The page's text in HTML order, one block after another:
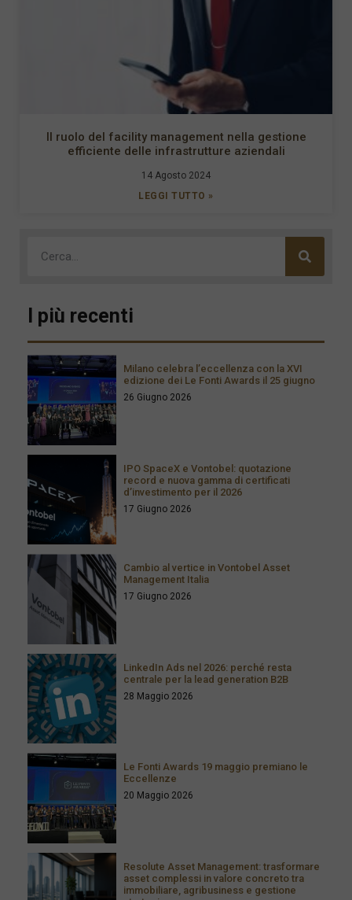
Il ruolo del facility management nella gestione
efficiente delle infrastrutture aziendali
14 Agosto 2024
LEGGI TUTTO »
I più recenti
Milano celebra l’eccellenza con la XVI
edizione dei Le Fonti Awards il 25 giugno
26 Giugno 2026
IPO SpaceX e Vontobel: quotazione
record e nuova gamma di certificati
d’investimento per il 2026
17 Giugno 2026
Cambio al vertice in Vontobel Asset
Management Italia
17 Giugno 2026
LinkedIn Ads nel 2026: perché resta
centrale per la lead generation B2B
28 Maggio 2026
Le Fonti Awards 19 maggio premiano le
Eccellenze
20 Maggio 2026
Resolute Asset Management: trasformare
asset complessi in valore concreto tra
immobiliare, agribusiness e gestione